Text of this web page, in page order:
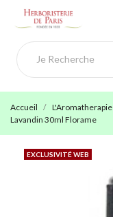
Accueil L'Aromatherapie
Lavandin 30ml Florame
EXCLUSIVITÉ WEB